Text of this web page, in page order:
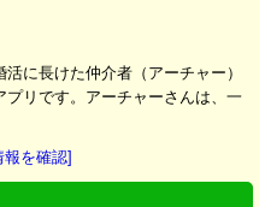
に長けた仲介者（アーチャー）
プリです。アーチャーさんは、一
報を確認]